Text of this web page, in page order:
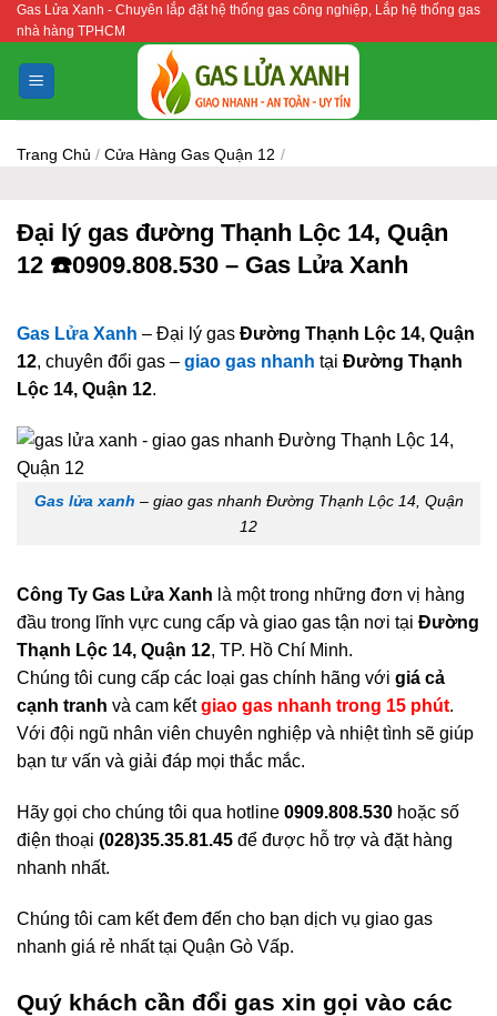
Bỏ
qua
nội
dung
Gas Lửa Xanh - Chuyên lắp đặt hệ thống gas công nghiệp, Lắp hệ thống gas
nhà hàng TPHCM
Trang Chủ / Cửa Hàng Gas Quận 12 /
Đại lý gas đường Thạnh Lộc 14, Quận
12 ☎️0909.808.530 – Gas Lửa Xanh
Gas Lửa Xanh – Đại lý gas Đường Thạnh Lộc 14, Quận
12, chuyên đổi gas – giao gas nhanh tại Đường Thạnh
Lộc 14, Quận 12.
Gas lửa xanh – giao gas nhanh Đường Thạnh Lộc 14, Quận
12
Công Ty Gas Lửa Xanh là một trong những đơn vị hàng
đầu trong lĩnh vực cung cấp và giao gas tận nơi tại Đường
Thạnh Lộc 14, Quận 12, TP. Hồ Chí Minh.
Chúng tôi cung cấp các loại gas chính hãng với giá cả
cạnh tranh và cam kếtgiao gas nhanh trong 15 phút.
Với đội ngũ nhân viên chuyên nghiệp và nhiệt tình sẽ giúp
bạn tư vấn và giải đáp mọi thắc mắc.
Hãy gọi cho chúng tôi qua hotline 0909.808.530 hoặc số
điện thoại (028)35.35.81.45 để được hỗ trợ và đặt hàng
nhanh nhất.
Chúng tôi cam kết đem đến cho bạn dịch vụ giao gas
nhanh giá rẻ nhất tại Quận Gò Vấp.
Quý khách cần đổi gas xin gọi vào các